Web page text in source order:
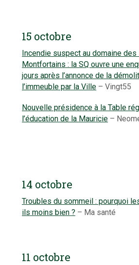
15 octobre
Incendie suspect au domaine des
Montfortains : la SQ ouvre une
jours après l’annonce de la
l’immeuble par la Ville – Vingt55
Nouvelle présidence à la Table
l’éducation de la Mauricie –
14 octobre
Troubles du sommeil : pourquoi
ils moins bien ? – Ma santé
11 octobre